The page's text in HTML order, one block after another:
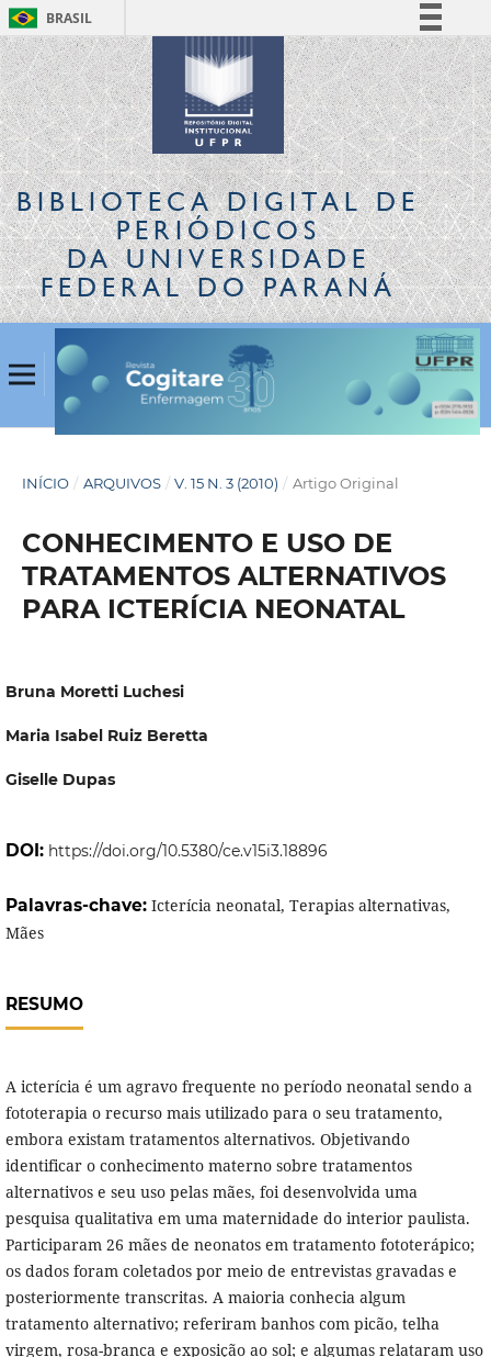
BRASIL
Simplifique!
Comunica BR
Participe
Acesso à informação
Legislação
Canais
BIBLIOTECA DIGITALDE
PERIÓDICOS
DA UNIVERSIDADE
FEDERAL DO PARANÁ
INÍCIO / ARQUIVOS / V. 15 N. 3 (2010) / Artigo Original
CONHECIMENTO E USO DE
TRATAMENTOS ALTERNATIVOS
PARA ICTERÍCIA NEONATAL
Bruna Moretti Luchesi
Maria Isabel Ruiz Beretta
Giselle Dupas
DOI: https://doi.org/10.5380/ce.v15i3.18896
Palavras-chave: Icterícia neonatal, Terapias alternativas,
Mães
RESUMO
A icterícia é um agravo frequente no período neonatal sendo a
fototerapia o recurso mais utilizado para o seu tratamento,
embora existam tratamentos alternativos. Objetivando
identificar o conhecimento materno sobre tratamentos
alternativos e seu uso pelas mães, foi desenvolvida uma
pesquisa qualitativa em uma maternidade do interior paulista.
Participaram 26 mães de neonatos em tratamento fototerápico;
os dados foram coletados por meio de entrevistas gravadas e
posteriormente transcritas. A maioria conhecia algum
tratamento alternativo; referiram banhos com picão, telha
virgem, rosa-branca e exposição ao sol; e algumas relataram uso